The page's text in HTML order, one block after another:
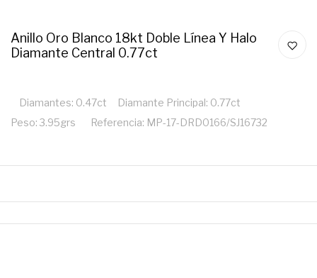
Anillo Oro Blanco 18kt Doble Línea Y Halo
Diamante Central 0.77ct
Diamantes: 0.47ct Diamante Principal: 0.77ct
Peso: 3.95grs Referencia: MP-17-DRD0166/SJ16732